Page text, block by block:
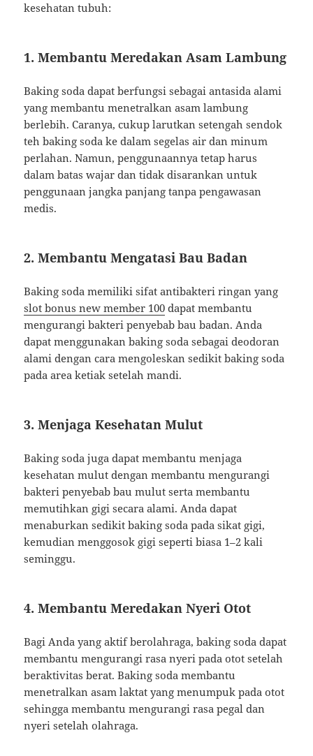
kesehatan tubuh:
1. Membantu Meredakan Asam Lambung
Baking soda dapat berfungsi sebagai antasida alami
yang membantu menetralkan asam lambung
berlebih. Caranya, cukup larutkan setengah sendok
teh baking soda ke dalam segelas air dan minum
perlahan. Namun, penggunaannya tetap harus
dalam batas wajar dan tidak disarankan untuk
penggunaan jangka panjang tanpa pengawasan
medis.
2. Membantu Mengatasi Bau Badan
Baking soda memiliki sifat antibakteri ringan yang
slot bonus new member 100 dapat membantu
mengurangi bakteri penyebab bau badan. Anda
dapat menggunakan baking soda sebagai deodoran
alami dengan cara mengoleskan sedikit baking soda
pada area ketiak setelah mandi.
3. Menjaga Kesehatan Mulut
Baking soda juga dapat membantu menjaga
kesehatan mulut dengan membantu mengurangi
bakteri penyebab bau mulut serta membantu
memutihkan gigi secara alami. Anda dapat
menaburkan sedikit baking soda pada sikat gigi,
kemudian menggosok gigi seperti biasa 1–2 kali
seminggu.
4. Membantu Meredakan Nyeri Otot
Bagi Anda yang aktif berolahraga, baking soda dapat
membantu mengurangi rasa nyeri pada otot setelah
beraktivitas berat. Baking soda membantu
menetralkan asam laktat yang menumpuk pada otot
sehingga membantu mengurangi rasa pegal dan
nyeri setelah olahraga.